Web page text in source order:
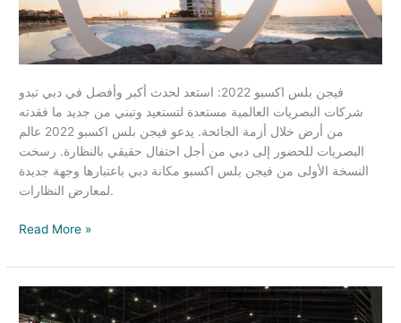
فيجن بلس اكسبو 2022: استعد لحدث أكبر وأفضل في دبي تبدو
شركات البصريات العالمية مستعدة لتستعيد وتبني من جديد ما فقدته
من أرض خلال أزمة الجائحة. يدعو فيجن بلس اكسبو 2022 عالم
البصريات للحضور إلى دبي من أجل احتفال حقيقي بالنظارة. رسخت
النسخة الأولى من فيجن بلس اكسبو مكانة دبي باعتبارها وجهة جديدة
لمعارض النظارات.
Read More »
VisionPlus
EXPO